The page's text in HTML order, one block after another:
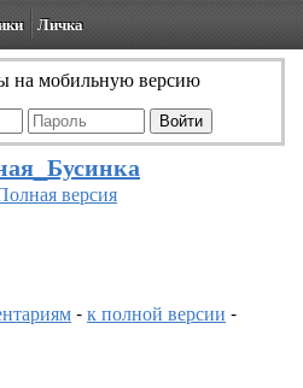
Личка
на мобильную версию
версия
-к полной версии -